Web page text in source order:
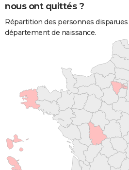
nous ont quittés ?
Répartition des personnes
département de naissance.